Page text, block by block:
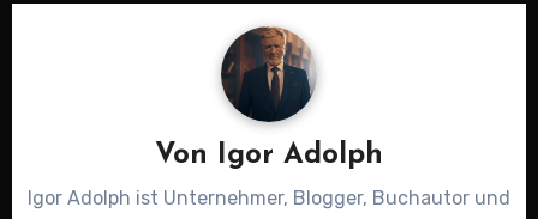
Von Igor Adolph
Igor Adolph ist Unternehmer, Blogger, Buchautor und